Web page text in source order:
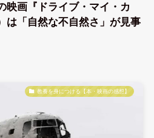
映画『ドライブ・マイ・カ
は「自然な不自然さ」が見事
教養を身につける【本・映画の感想】